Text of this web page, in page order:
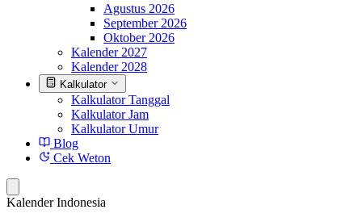
Agustus 2026
September 2026
Oktober 2026
Kalender 2027
Kalender 2028
Kalkulator
Kalkulator Tanggal
Kalkulator Jam
Kalkulator Umur
Blog
Cek Weton
Kalender Indonesia